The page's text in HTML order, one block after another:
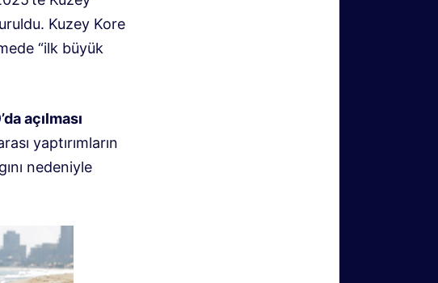
Kuzey Kore
“ilk büyük
açılması
yaptırımların
nedeniyle